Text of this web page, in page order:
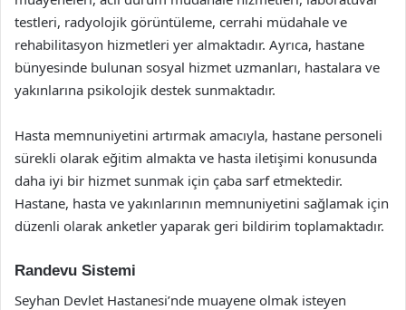
testleri, radyolojik görüntüleme, cerrahi müdahale ve
rehabilitasyon hizmetleri yer almaktadır. Ayrıca, hastane
bünyesinde bulunan sosyal hizmet uzmanları, hastalara ve
yakınlarına psikolojik destek sunmaktadır.
Hasta memnuniyetini artırmak amacıyla, hastane personeli
sürekli olarak eğitim almakta ve hasta iletişimi konusunda
daha iyi bir hizmet sunmak için çaba sarf etmektedir.
Hastane, hasta ve yakınlarının memnuniyetini sağlamak için
düzenli olarak anketler yaparak geri bildirim toplamaktadır.
Randevu Sistemi
Seyhan Devlet Hastanesi’nde muayene olmak isteyen